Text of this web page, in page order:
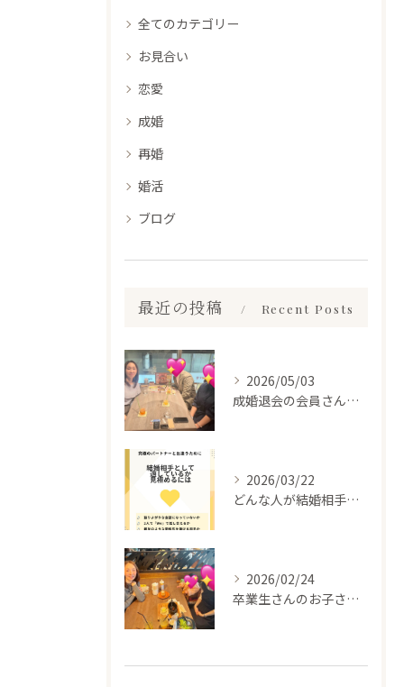
全てのカテゴリー
お見合い
恋愛
成婚
再婚
婚活
ブログ
最近の投稿 Recent Posts
2026/05/03
成婚退会の会員さんとお会いして来ました✨
2026/03/22
どんな人が結婚相手だといいのか
2026/02/24
卒業生さんのお子さんに会って来ました✨